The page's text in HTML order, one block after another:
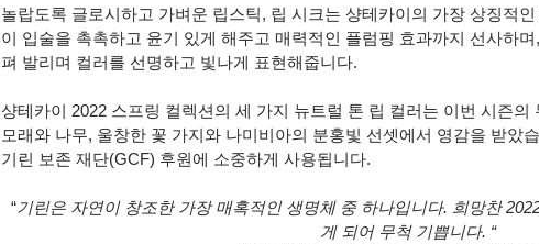
놀랍도록 글로시하고 가벼운 립스틱, 립 시크는 샹테카이의 가장 상징적
이 입술을 촉촉하고 윤기 있게 해주고 매력적인 플럼핑 효과까지 선사하
펴 발리며 컬러를 선명하고 빛나게 표현해줍니다.
샹테카이 2022 스프링 컬렉션의 세 가지 뉴트럴 톤 립 컬러는 이번 시즌의
모래와 나무, 울창한 꽃 가지와 나미비아의 분홍빛 선셋에서 영감을 받았
기린 보존 재단(GCF) 후원에 소중하게 사용됩니다.
“기린은 자연이 창조한 가장 매혹적인 생명체 중 하나입니다. 희망찬
게 되어 무척 기쁩니다. “